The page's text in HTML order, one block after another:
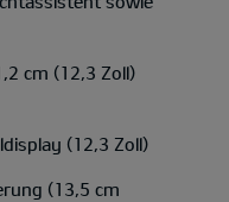
cm (12,3 Zoll)
(12,3 Zoll)
(13,5 cm